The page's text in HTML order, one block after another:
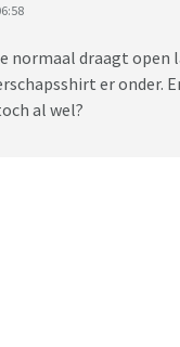
normaal draagt open
er onder.
al wel?